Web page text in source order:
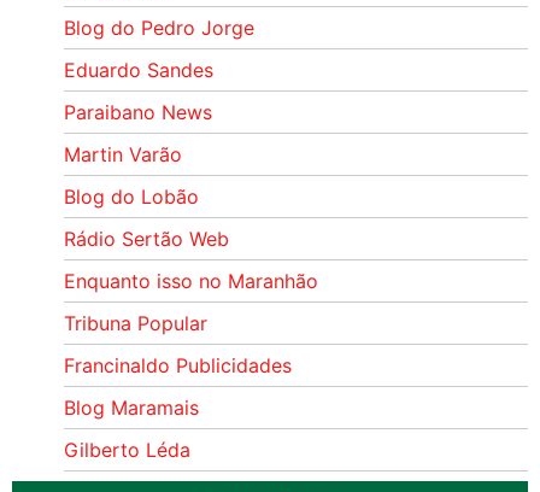
Blog do Pedro Jorge
Eduardo Sandes
Paraibano News
Martin Varão
Blog do Lobão
Rádio Sertão Web
Enquanto isso no Maranhão
Tribuna Popular
Francinaldo Publicidades
Blog Maramais
Gilberto Léda